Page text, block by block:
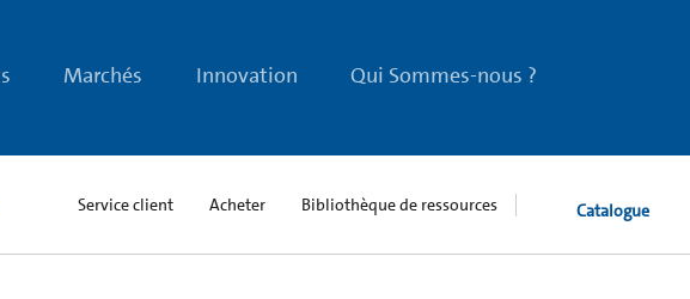
Marchés Innovation Qui Sommes-nous ?
Service client Acheter Bibliothèque de ressources Catalogue